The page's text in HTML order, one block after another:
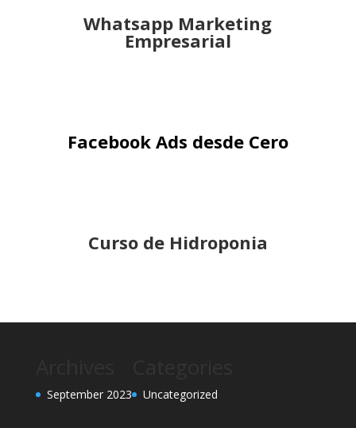
Whatsapp Marketing
Empresarial
Facebook Ads desde Cero
Curso de Hidroponia
September 2023 Uncategorized